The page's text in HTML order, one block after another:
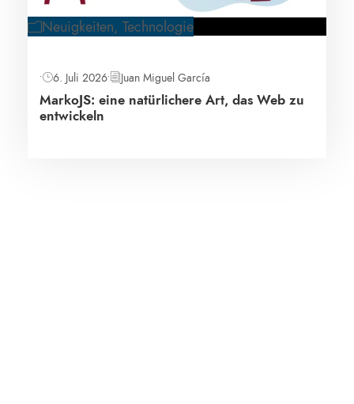
Neuigkeiten, Technologie
• 6. Juli 2026• Juan Miguel García
MarkoJS: eine natürlichere Art, das Web zu
entwickeln